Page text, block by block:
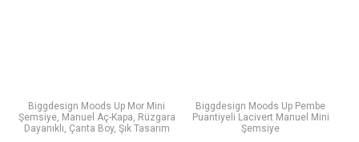
Biggdesign Moods Up Mor Mini
Şemsiye, Manuel Aç-Kapa, Rüzgara
Dayanıklı, Çanta Boy, Şık Tasarım
Biggdesign Moods Up Pembe
Puantiyeli Lacivert Manuel Mini
Şemsiye